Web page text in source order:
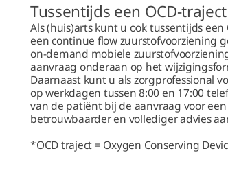
Tussentijds een OCD-
Als (huis)arts kunt u ook tussentijds
een continue flow zuurstofvoorziening
on-demand mobiele
aanvraag onderaan op het
Daarnaast kunt u als zorgprofessional
op werkdagen tussen 8:00 en 17:00
van de patiënt bij de aanvraag voor
betrouwbaarder en vollediger advies
*OCD traject = Oxygen Conserving